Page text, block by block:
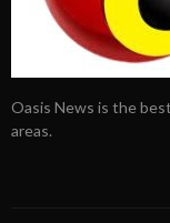
Oasis News is the
areas.